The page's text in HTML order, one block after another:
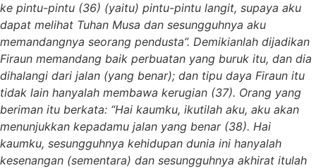
ke pintu-pintu (36) (yaitu) pintu-pintu langit, supaya aku
dapat melihat Tuhan Musa dan sesungguhnya aku
memandangnya seorang pendusta”. Demikianlah dijadikan
Firaun memandang baik perbuatan yang buruk itu, dan dia
dihalangi dari jalan (yang benar); dan tipu daya Firaun itu
tidak lain hanyalah membawa kerugian (37). Orang yang
beriman itu berkata: “Hai kaumku, ikutilah aku, aku akan
menunjukkan kepadamu jalan yang benar (38). Hai
kaumku, sesungguhnya kehidupan dunia ini hanyalah
kesenangan (sementara) dan sesungguhnya akhirat itulah